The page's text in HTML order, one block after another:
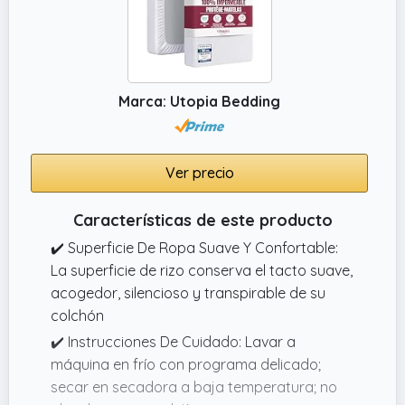
✔️ Instalación Sin Esfuerzo Diseñada Para Su
Comodidad, La Funda Con Cremallera Es
Fácil De Retirar Y Volver A Colocar.
Simplemente Desabroche La Cremallera,
Saque El Colchón Y Vuelva A Deslizarlo Para
Un Ajuste Seguro En Segundos.
✔️ Ajuste Perfecto Para Su Colchón Diseñado
De Tamaño 90 x 190 cm Con Un Bolsillo
Profundo De 30 cm, Esta Funda Garantiza Un
Ajuste Seguro Y Ceñido Para Una Protección
Óptima.
Marca: Utopia Bedding
Ver precio
Características de este producto
✔️ Superficie De Ropa Suave Y Confortable:
La superficie de rizo conserva el tacto suave,
acogedor, silencioso y transpirable de su
colchón
✔️ Instrucciones De Cuidado: Lavar a
máquina en frío con programa delicado;
secar en secadora a baja temperatura; no